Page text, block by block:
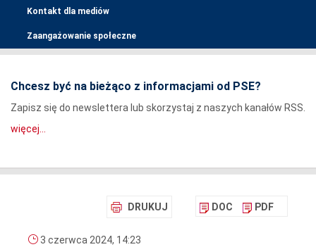
Kontakt dla mediów
Zaangażowanie społeczne
Chcesz być na bieżąco z informacjami od PSE?
Zapisz się do newslettera lub skorzystaj z naszych kanałów RSS.
więcej...
DRUKUJ DOC PDF
3 czerwca 2024, 14:23